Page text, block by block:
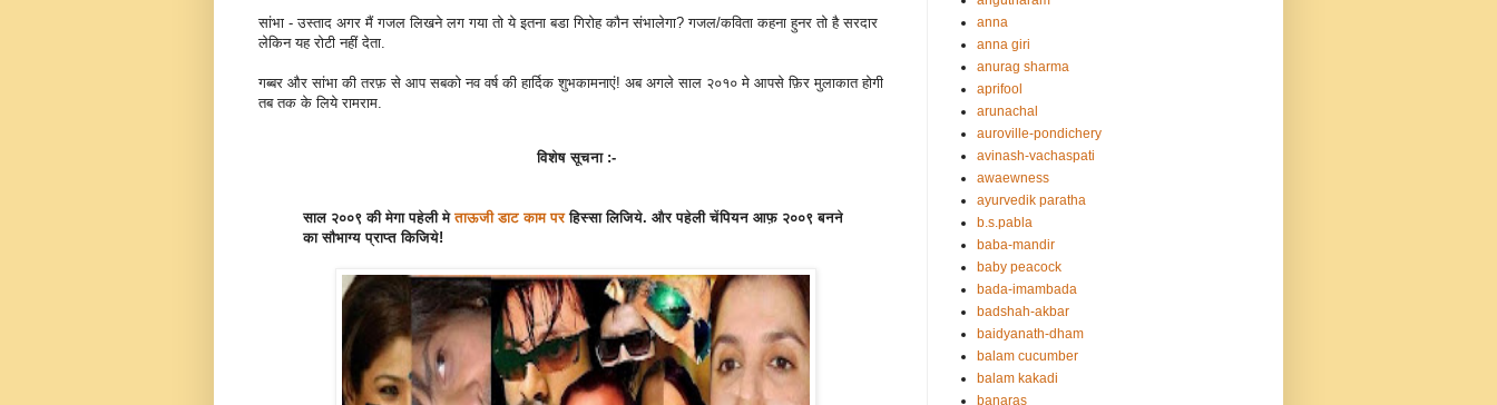
सांभा - उस्ताद अगर मैं गजल लिखने लग गया तो ये इतना बडा गिरोह कौन संभालेगा? गजल/कविता कहना हुनर तो है सरदार
लेकिन यह रोटी नहीं देता.
गब्बर और सांभा की तरफ़ से आप सबको नव वर्ष की हार्दिक शुभकामनाएं! अब अगले साल २०१० मे आपसे फ़िर मुलाकात होगी
तब तक के लिये रामराम.
विशेष सूचना :-
साल २००९ की मेगा पहेलीमेताऊजी डाट काम परहिस्सा लिजिये. और पहेली चेंपियन आफ़ २००९ बनने
का सौभाग्य प्राप्त किजिये!
anna
anna giri
anurag sharma
aprifool
arunachal
auroville-pondichery
avinash-vachaspati
awaewness
ayurvedik paratha
b.s.pabla
baba-mandir
baby peacock
bada-imambada
badshah-akbar
baidyanath-dham
balam cucumber
balam kakadi
banaras